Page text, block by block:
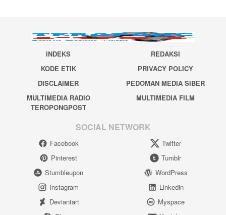
INDEKS
REDAKSI
KODE ETIK
PRIVACY POLICY
DISCLAIMER
PEDOMAN MEDIA SIBER
MULTIMEDIA RADIO
TEROPONGPOST
MULTIMEDIA FILM
SOCIAL NETWORK
Facebook
Twitter
Pinterest
Tumblr
Stumbleupon
WordPress
Instagram
Linkedin
Deviantart
Myspace